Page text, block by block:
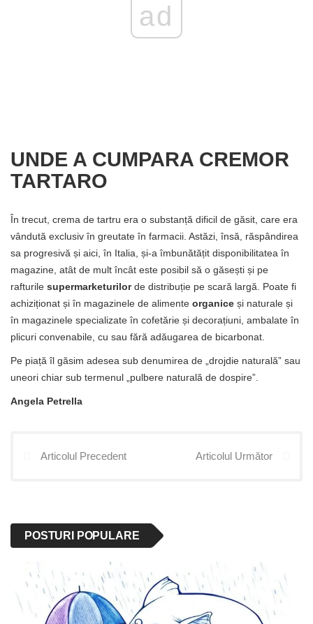
ad
UNDE A CUMPARA CREMOR
TARTARO
În trecut, crema de tartru era o substanță dificil de găsit, care era
vândută exclusiv în greutate în farmacii. Astăzi, însă, răspândirea
sa progresivă și aici, în Italia, și-a îmbunătățit disponibilitatea în
magazine, atât de mult încât este posibil să o găsești și pe
rafturile supermarketurilorde distribuție pe scară largă. Poate fi
achiziționat și în magazinele de alimente organice și naturale și
în magazinele specializate în cofetărie și decorațiuni, ambalate în
plicuri convenabile, cu sau fără adăugarea de bicarbonat.
Pe piață îl găsim adesea sub denumirea de „drojdie naturală” sau
uneori chiar sub termenul „pulbere naturală de dospire”.
Angela Petrella
Articolul Precedent Articolul Următor
POSTURI POPULARE